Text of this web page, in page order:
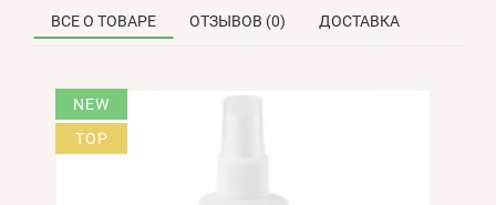
закладки
ВСЕ О ТОВАРЕ ОТЗЫВОВ (0) ДОСТАВКА
NEW
TOP